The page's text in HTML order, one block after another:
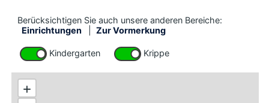
Berücksichtigen Sie auch unsere anderen Bereiche:
Einrichtungen
Zur Vormerkung
Kindergarten Krippe